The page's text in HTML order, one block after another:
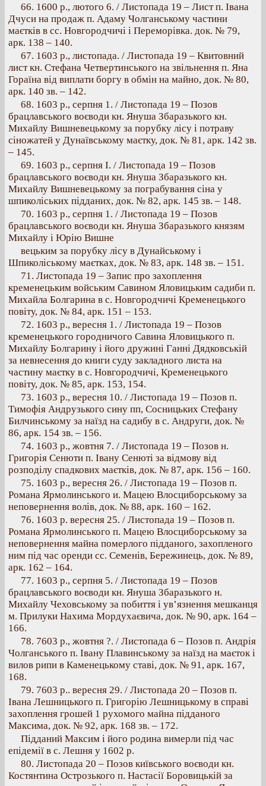
66. 1600 р., лютого 6. / Листопада 19 – Лист п. Івана
Дчуси на продаж п. Адаму Чолганському частини
маєтків в сс. Новгородчичі і Переморівка. док. № 79,
арк. 138 – 140.
67. 1603 p., листопада. / Листопада 19 – Квитовний
лист кн. Стефана Четвертинського на звільнення п. Яна
Гораїна від виплати боргу в обмін на майно, док. № 80,
арк. 140 зв. – 142.
68. 1603 p., серпня 1. / Листопада 19 – Позов
брацлавського воєводи кн. Януша Збаразького кн.
Михайлу Вишневецькому за порубку лісу і потраву
сіножатей у Дунаївському маєтку, док. № 81, арк. 142 зв.
– 145.
69. 1603 p., серпня І. / Листопада 19 – Позов
брацлавського воєводи кн. Януша Збаразького кн.
Михайлу Вишневецькому за пограбування сіна у
шпиколіських підданих, док. № 82, арк. 145 зв. – 148.
70. 1603 p., серпня 1. / Листопада 19 – Позов
брацлавського воєводи кн. Януша Збаразького князям
Михайлу і Юрію Вишне
вецьким за порубку лісу в Дунайському і
Шпиколіському маєтках, док. № 83, арк. 148 зв. – 151.
71. Листопада 19 – Запис про захоплення
кременецьким войським Савином Яловицьким садиби п.
Михайла Болгарина в с. Новгородчичі Кременецького
повіту, док. № 84, арк. 151 – 153.
72. 1603 p., вересня 1. / Листопада 19 – Позов
кременецького городничого Савина Яловицького п.
Михайлу Болгарину і його дружині Ганні Дядковській
за невнесення до книги суду закладного листа на
частину маєтку в с. Новгородчичі, Кременецького
повіту, док. № 85, арк. 153, 154.
73. 1603 p., вересня 10. / Листопада 19 – Позов п.
Тимофія Андрузького сину пп, Сосницьких Стефану
Билчинському за наїзд на садибу в с. Андруги, док. №
86, арк. 154 зв. – 156.
74. 1603 p., жовтня 7. / Листопада 19 – Позов н.
Григорія Сенюти п. Івану Сенюті за відмову від
розподілу спадкових маєтків, док. № 87, арк. 156 – 160.
75. 1603 p., вересня 26. / Листопада 19 – Позов п.
Романа Ярмолинського и. Мацею Влосциборському за
неповернення волів, док. № 88, арк. 160 – 162.
76. 1603 р. вересня 25. / Листопада 19 – Позов п.
Романа Ярмолинського п. Мацею Влосциборському за
неповернення майна померлого підданого, захопленого
ним під час оренди сс. Семенів, Бережинець, док. № 89,
арк. 162 – 164.
77. 1603 p., серпня 5. / Листопада 19 – Позов
брацлавського воєводи кн. Януша Збаразького н.
Михайлу Чеховському за побиття і ув’язнення мешканця
м. Прилуки Нахима Мордухаєвича, док. № 90, арк. 164 –
166.
78. 7603 p., жовтня ?. / Листопада 6 – Позов п. Андрія
Чолганського п. Івану Плавинському за наїзд на маєток і
вилов рипи в Каменецькому ставі, док. № 91, арк. 167,
168.
79. 7603 p.. вересня 29. / Листопада 20 – Позов п.
Івана Лешницького п. Григорію Лешницькому в справі
захоплення грошей 1 рухомого майна підданого
Максима, док. № 92, арк. 168 зв. – 172.
Підданий Максим і його родина вимерли під час
епідемії в с. Лешня у 1602 р.
80. Листопада 20 – Позов київського воєводи кн.
Костянтина Острозького п. Настасії Боровицькій за